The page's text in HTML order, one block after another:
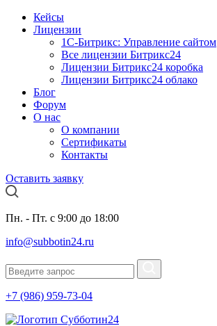
Кейсы
Лицензии
1С-Битрикc: Управление сайтом
Все лицензии Битрикс24
Лицензии Битрикс24 коробка
Лицензии Битрикс24 облако
Блог
Форум
О нас
О компании
Сертификаты
Контакты
Оставить заявку
Пн. - Пт. с 9:00 до 18:00
info@subbotin24.ru
+7 (986) 959-73-04